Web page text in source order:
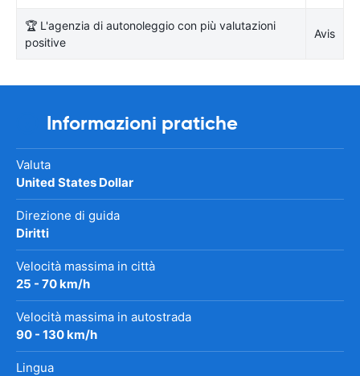
🏆 L'agenzia di autonoleggio con più valutazioni
positive
Avis
Informazioni pratiche
Valuta
United States Dollar
Direzione di guida
Diritti
Velocità massima in città
25 - 70 km/h
Velocità massima in autostrada
90 - 130 km/h
Lingua